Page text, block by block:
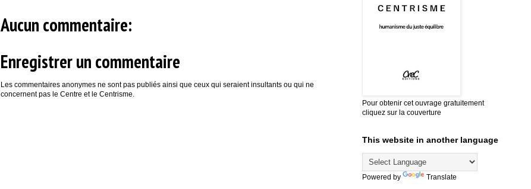
Aucun commentaire:
Enregistrer un commentaire
Les commentaires anonymes ne sont pas publiés ainsi que ceux qui seraient insultants ou qui ne
concernent pas le Centre et le Centrisme.
Pour obtenir cet ouvrage gratuitement
cliquez sur la couverture
This website in another language
Powered by Translate